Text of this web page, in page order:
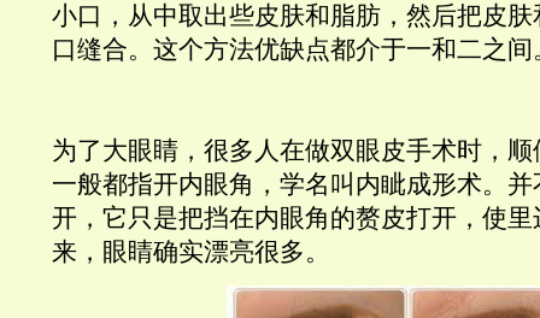
小口，从中取出些皮肤和脂肪，然后把皮
口缝合。这个方法优缺点都介于一和二之间
为了大眼睛，很多人在做双眼皮手术时，
一般都指开内眼角，学名叫内眦成形术。
开，它只是把挡在内眼角的赘皮打开，使
来，眼睛确实漂亮很多。